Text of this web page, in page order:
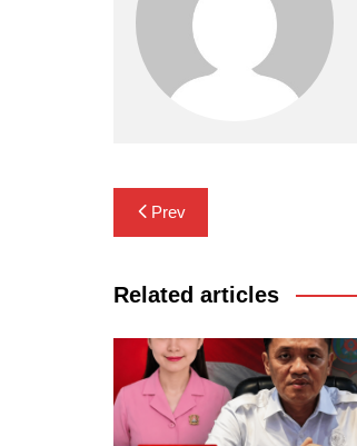
Navigasi
pos
Prev
Related articles